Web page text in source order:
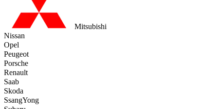
Mitsubishi
Nissan
Opel
Peugeot
Porsche
Renault
Saab
Skoda
SsangYong